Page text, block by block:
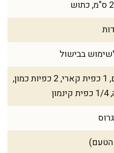
תבלינים: 1 כפית כורכום, 1 כפית קארי, 2 כפיות כמון,